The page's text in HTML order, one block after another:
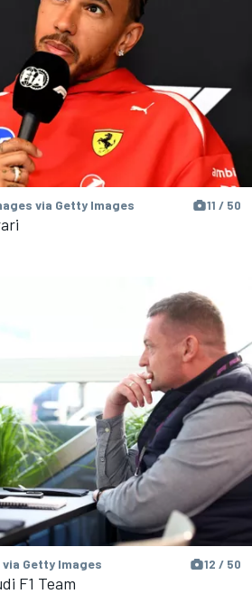
via Getty Images 11 / 50
Getty Images 12 / 50
F1 Team